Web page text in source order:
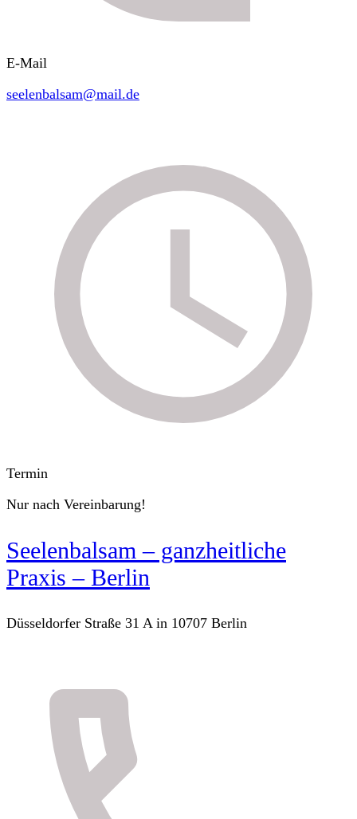
E-Mail
seelenbalsam@mail.de
Termin
Nur nach Vereinbarung!
Seelenbalsam – ganzheitliche
Praxis – Berlin
Düsseldorfer Straße 31 A in 10707 Berlin